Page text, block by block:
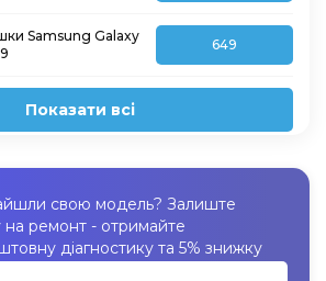
Samsung Galaxy
649
Показати всі
свою модель? Залиште
на ремонт - отримайте
діагностику та 5% знижку